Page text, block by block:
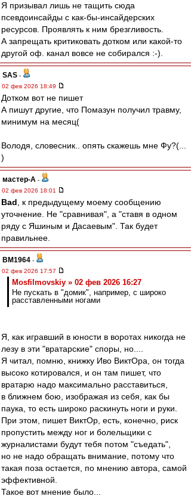
Я призывал лишь не тащить сюда
псевдоинсайды с как-бы-инсайдерских
ресурсов. Проявлять к ним брезгливость.
А запрещать критиковать дотком или какой-то
другой оф. канал вовсе не собирался :-).
SAS -
02 фев 2026 18:49
Дотком вот не пишет
А пишут другие, что Помазун получил травму,
минимум на месяц(
Володя, словесник.. опять скажешь мне Фу?(...
)
мастер-А -
02 фев 2026 18:01
Bad , к предыдущему моему сообщению
уточнение. Не "сравнивая", а "ставя в одном
ряду с Яшиным и Дасаевым". Так будет
правильнее.
BM1964 -
02 фев 2026 17:57
Mosfilmovskiy » 02 фев 2026 16:27
Не пускать в "домик", например, с широко
расставленными ногами
Я, как игравший в юности в воротах никогда не
лезу в эти "вратарские" споры, но....
Я читал, помню, книжку Иво ВиктОра, он тогда
высоко котировался, и он там пишет, что
вратарю надо максимально расставиться,
в ближнем бою, изображая из себя, как бы
паука, то есть широко раскинуть ноги и руки.
При этом, пишет ВиктОр, есть, конечно, риск
пропустить между ног и болельщики с
журналистами будут тебя потом "съедать",
но не надо обращать внимание, потому что
такая поза остается, по мнению автора, самой
эффективной.
Такое вот мнение было...